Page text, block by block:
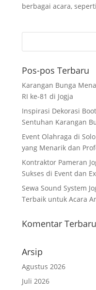
berbagai acara,
Pos-pos Terbaru
Karangan Bunga
RI ke-81 di Jogja
Inspirasi Dekorasi
Sentuhan Karangan
Event Olahraga di
yang Menarik dan
Kontraktor Pameran
Sukses di Event dan
Sewa Sound System
Terbaik untuk Acara
Komentar Terbaru
Arsip
Agustus 2026
Juli 2026